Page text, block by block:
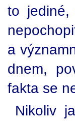
to
a
dnem,
fakta se
Nikoliv